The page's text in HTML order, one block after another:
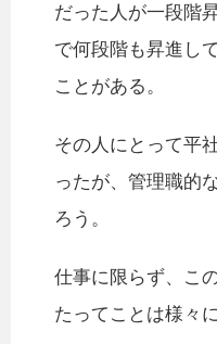
だった人が一段階
で何段階も昇進し
ことがある。
その人にとって平
ったが、管理職的
ろう。
仕事に限らず、こ
たってことは様々